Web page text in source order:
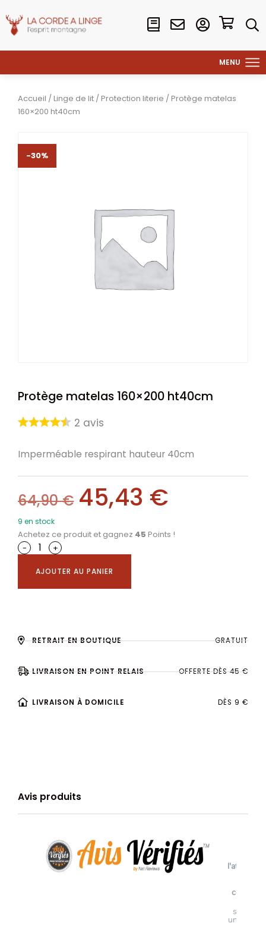
Accueil / Linge de lit / Protection literie / Protège matelas
160×200 ht40cm
-30%
Protège matelas 160×200 ht40cm
2 avis
Imperméable respirant hauteur 40cm
64,90€ 45,43 €
9 en stock
Achetez ce produit et gagnez 45 Points !
-
+
AJOUTER AU PANIER
RETRAIT EN BOUTIQUE GRATUIT
LIVRAISON EN POINT RELAIS OFFERTE DÈS 45 €
LIVRAISON À DOMICILE DÈS 9 €
Avis produits
soumis à
un